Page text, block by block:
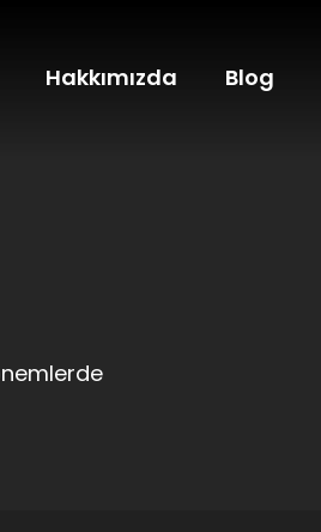
Hakkımızda Blog